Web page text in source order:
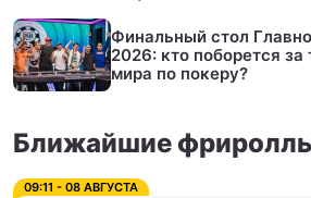
Финальный стол
2026: кто поборется за
мира по покеру?
Ближайшие
09:11 - 08 АВГУСТА